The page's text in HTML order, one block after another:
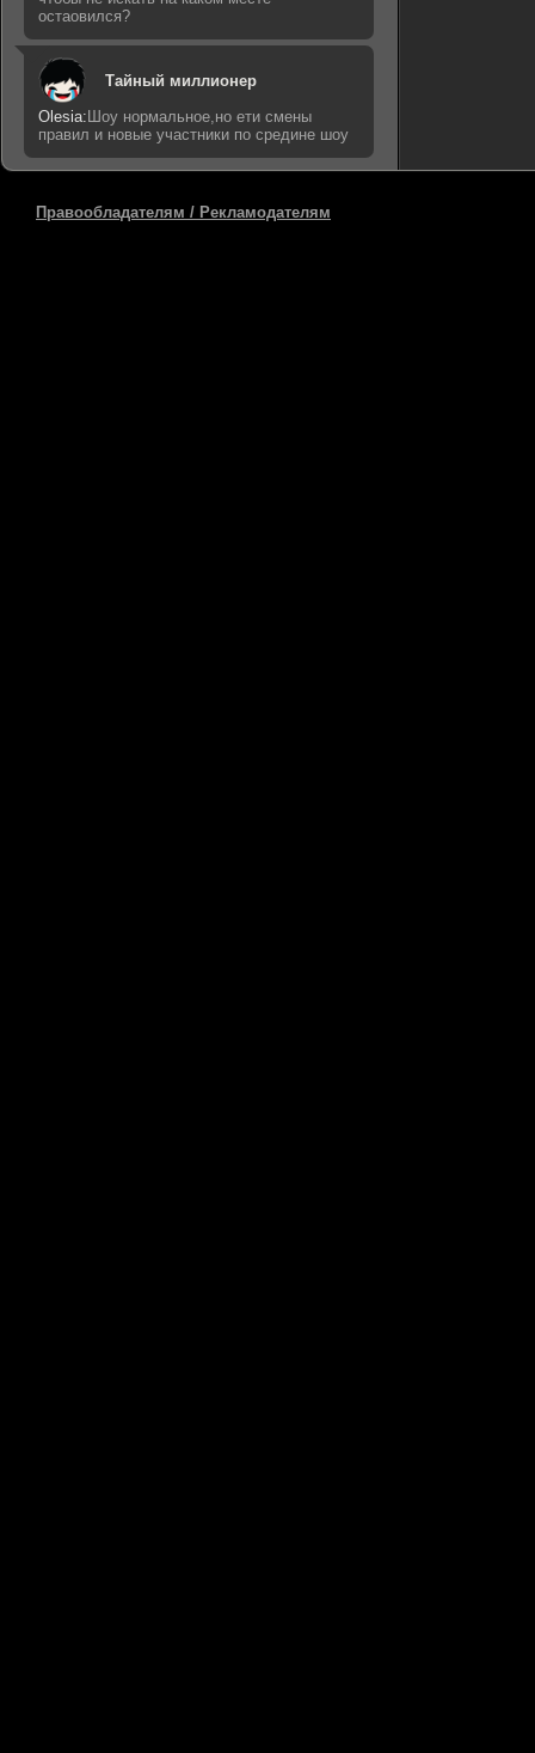
остаовился?
Тайный миллионер
Olesia: Шоу нормальное,но ети смены
правил и новые участники по средине шоу
Правообладателям / Рекламодателям